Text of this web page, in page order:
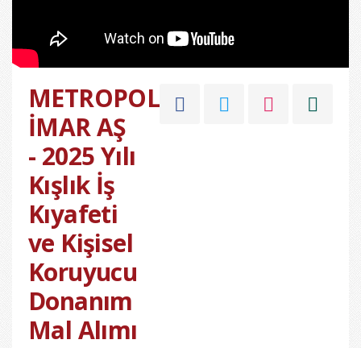
METROPOL
İMAR AŞ
- 2025 Yılı
Kışlık İş
Kıyafeti
ve Kişisel
Koruyucu
Donanım
Mal Alımı